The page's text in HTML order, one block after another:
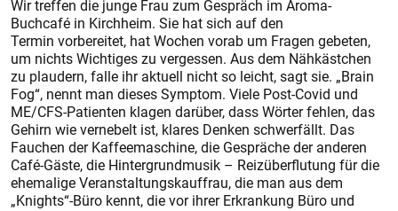
Wir treffen die junge Frau zum Gespräch im Aroma-
Buchcafé in Kirchheim. Sie hat sich auf den
Termin vorbereitet, hat Wochen vorab um Fragen gebeten,
um nichts Wichtiges zu vergessen. Aus dem Nähkästchen
zu plaudern, falle ihr aktuell nicht so leicht, sagt sie. „Brain
Fog“, nennt man dieses Symptom. Viele Post-Covid und
ME/CFS-Patienten klagen darüber, dass Wörter fehlen, das
Gehirn wie vernebelt ist, klares Denken schwerfällt. Das
Fauchen der Kaffeemaschine, die Gespräche der anderen
Café-Gäste, die Hintergrundmusik – Reizüberflutung für die
ehemalige Veranstaltungskauffrau, die man aus dem
„Knights“-Büro kennt, die vor ihrer Erkrankung Büro und